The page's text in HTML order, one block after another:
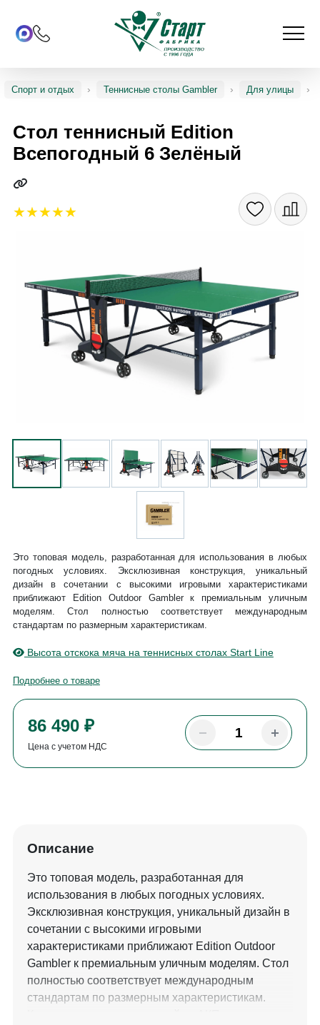
Спорт и отдых Теннисные столы Gambler Для улицы
Стол теннисный Edition
Всепогодный 6 Зелёный
86 490 ₽
Цена с учетом НДС
Это топовая модель, разработанная для использования в любых
погодных условиях. Эксклюзивная конструкция, уникальный
дизайн в сочетании с высокими игровыми характеристиками
приближают Edition Outdoor Gambler к премиальным уличным
моделям. Стол полностью соответствует международным
стандартам по размерным характеристикам.
Высота отскока мяча на теннисных столах Start Line
Подробнее о товаре
Описание
Это топовая модель, разработанная для
использования в любых погодных условиях.
Эксклюзивная конструкция, уникальный дизайн в
сочетании с высокими игровыми
характеристиками приближают Edition Outdoor
Gambler к премиальным уличным моделям. Стол
полностью соответствует международным
стандартам по размерным характеристикам.